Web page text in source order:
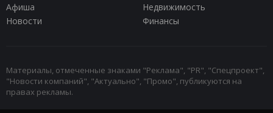
Афиша
Недвижимость
Новости
Финансы
Материалы, отмеченные знаками "Реклама", "PR", "Спецпроект",
"Новости компаний", "Актуально", "Промо", публикуются на
правах рекламы.